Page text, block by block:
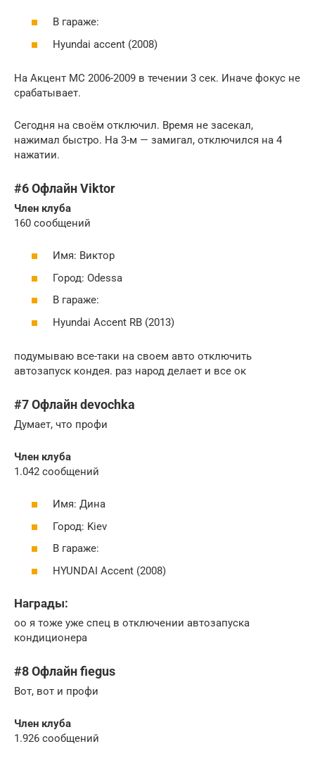
В гараже:
Hyundai accent (2008)
На Акцент МС 2006-2009 в течении 3 сек. Иначе фокус не
срабатывает.
Сегодня на своём отключил. Время не засекал,
нажимал быстро. На 3-м — замигал, отключился на 4
нажатии.
#6 Офлайн Viktor
Член клуба
160 сообщений
Имя: Виктор
Город: Odessa
В гараже:
Hyundai Accent RB (2013)
подумываю все-таки на своем авто отключить
автозапуск кондея. раз народ делает и все ок
#7 Офлайн devochka
Думает, что профи
Член клуба
1.042 сообщений
Имя: Дина
Город: Kiev
В гараже:
HYUNDAI Accent (2008)
Награды:
оо я тоже уже спец в отключении автозапуска
кондиционера
#8 Офлайн fiegus
Вот, вот и профи
Член клуба
1.926 сообщений